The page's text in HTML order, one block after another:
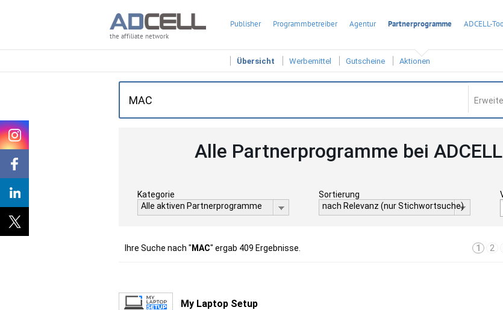
the affiliate network
Publisher Programmbetreiber Agentur Partnerprogramme ADCELL-
Übersicht Werbemittel Gutscheine Aktionen
Alle Partnerprogramme bei
Kategorie
Alle aktiven Partnerprogramme
Sortierung
nach Relevanz (nur Stichwortsuche)
Ihre Suche nach " MAC" ergab 409 Ergebnisse. 1 2
My Laptop Setup